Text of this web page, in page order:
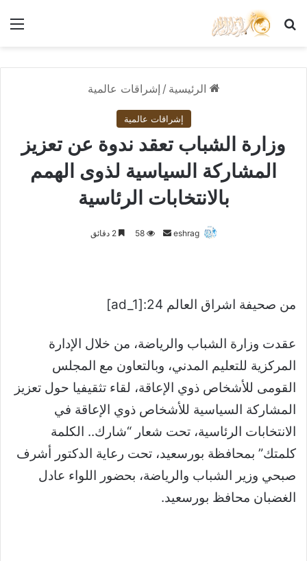
بحث عن
الرئيسية / إشراقات عالمية
إشراقات عالمية
وزارة الشباب تعقد ندوة عن تعزيز
المشاركة السياسية لذوى الهمم
بالانتخابات الرئاسية
eshrag
أرسل58 2 دقائق
من صحيفة اشراق العالم 24:[ad_1]
عقدت وزارة الشباب والرياضة، من خلال الإدارة
المركزية للتعليم المدني، وبالتعاون مع المجلس
القومى للأشخاص ذوي الإعاقة، لقاء تثقيفيا حول تعزيز
المشاركة السياسية للأشخاص ذوي الإعاقة في
الانتخابات الرئاسية، تحت شعار “شارك.. الكلمة
كلمتك” بمحافظة بورسعيد، تحت رعاية الدكتور أشرف
صبحي وزير الشباب والرياضة، بحضور اللواء عادل
الغضبان محافظ بورسعيد.